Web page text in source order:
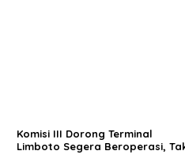
Komisi III Dorong Terminal
Limboto Segera Beroperasi,